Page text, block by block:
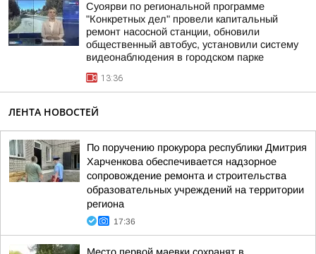
Суоярви по региональной программе
"Конкретных дел" провели капитальный
ремонт насосной станции, обновили
общественный автобус, установили систему
видеонаблюдения в городском парке
13:36
ЛЕНТА НОВОСТЕЙ
По поручению прокурора республики Дмитрия
Харченкова обеспечивается надзорное
сопровождение ремонта и строительства
образовательных учреждений на территории
региона
17:36